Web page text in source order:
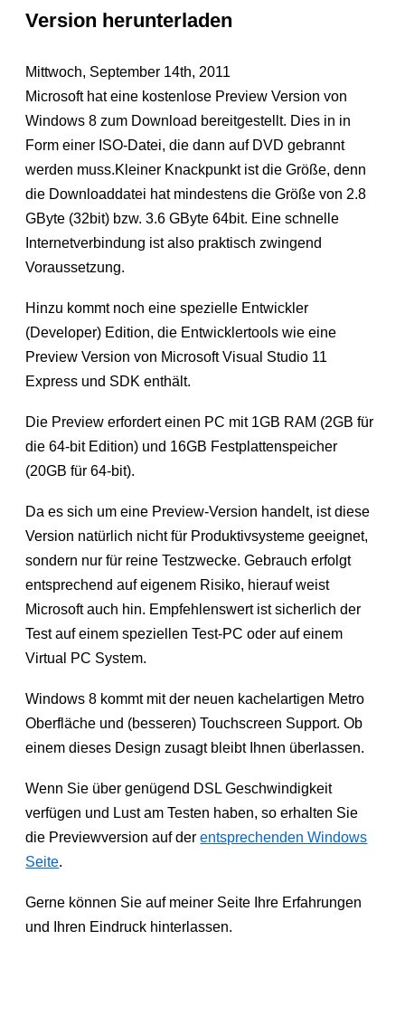
Version herunterladen
Mittwoch, September 14th, 2011
Microsoft hat eine kostenlose Preview Version von
Windows 8 zum Download bereitgestellt. Dies in in
Form einer ISO-Datei, die dann auf DVD gebrannt
werden muss.Kleiner Knackpunkt ist die Größe, denn
die Downloaddatei hat mindestens die Größe von 2.8
GByte (32bit) bzw. 3.6 GByte 64bit. Eine schnelle
Internetverbindung ist also praktisch zwingend
Voraussetzung.
Hinzu kommt noch eine spezielle Entwickler
(Developer) Edition, die Entwicklertools wie eine
Preview Version von Microsoft Visual Studio 11
Express und SDK enthält.
Die Preview erfordert einen PC mit 1GB RAM (2GB für
die 64-bit Edition) und 16GB Festplattenspeicher
(20GB für 64-bit).
Da es sich um eine Preview-Version handelt, ist diese
Version natürlich nicht für Produktivsysteme geeignet,
sondern nur für reine Testzwecke. Gebrauch erfolgt
entsprechend auf eigenem Risiko, hierauf weist
Microsoft auch hin. Empfehlenswert ist sicherlich der
Test auf einem speziellen Test-PC oder auf einem
Virtual PC System.
Windows 8 kommt mit der neuen kachelartigen Metro
Oberfläche und (besseren) Touchscreen Support. Ob
einem dieses Design zusagt bleibt Ihnen überlassen.
Wenn Sie über genügend DSL Geschwindigkeit
verfügen und Lust am Testen haben, so erhalten Sie
die Previewversion auf derentsprechenden Windows
Seite.
Gerne können Sie auf meiner Seite Ihre Erfahrungen
und Ihren Eindruck hinterlassen.